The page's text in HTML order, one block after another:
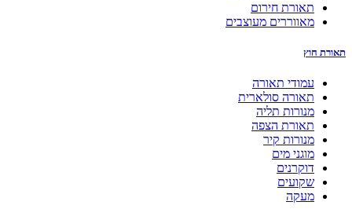
תאורת חירום
מאווררים מעוצבים
תאורת חוץ
עמודי תאורה
תאורה סולארית
מנורות תליה
תאורת הצפה
מנורות קיר
מוגני מים
דוקרנים
שקועים
מעקה